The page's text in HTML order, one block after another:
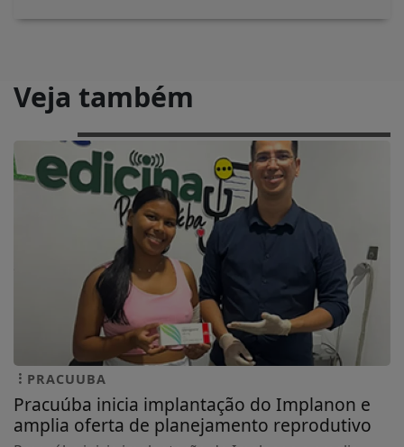
Veja também
PRACUUBA
Pracuúba inicia implantação do Implanon e
amplia oferta de planejamento reprodutivo